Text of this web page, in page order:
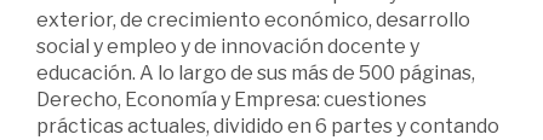
exterior, de crecimiento económico, desarrollo
social y empleo y de innovación docente y
educación. A lo largo de sus más de 500 páginas,
Derecho, Economía y Empresa: cuestiones
prácticas actuales, dividido en 6 partes y contando